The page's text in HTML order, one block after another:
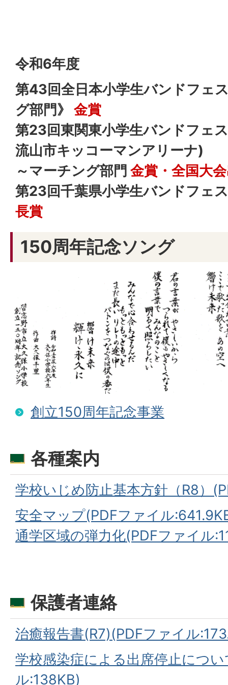
令和6年度
第43回全日本小学生バンドフェ
グ部門》 金賞
第23回東関東小学生バンドフェ
流山市キッコーマンアリーナ)
～マーチング部門 金賞・全国大
第23回千葉県小学生バンドフェ
長賞
150周年記念ソング
創立150周年記念事業
各種案内
学校いじめ防止基本方針（R8）
安全マップ(PDFファイル
通学区域の弾力化(PDFファイル
保護者連絡
治癒報告書(R7)(PDFファイル
学校感染症による出席停止につ
ル:138KB)